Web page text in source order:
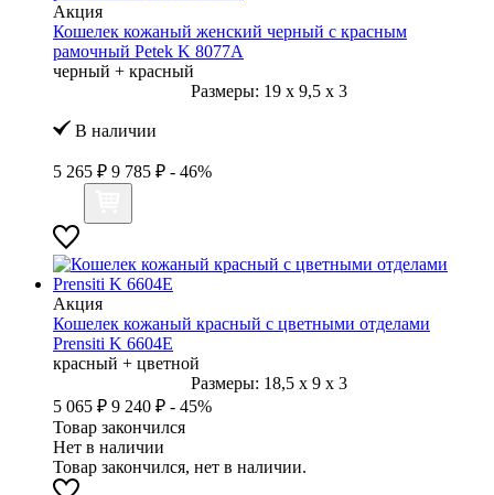
Акция
Кошелек кожаный женский черный с красным
рамочный Petek K 8077А
черный + красный
Размеры: 19 x 9,5 x 3
В наличии
5 265 ₽ 9 785 ₽ - 46%
Акция
Кошелек кожаный красный с цветными отделами
Prensiti K 6604Е
красный + цветной
Размеры: 18,5 x 9 x 3
5 065 ₽ 9 240 ₽ - 45%
Товар закончился
Нет в наличии
Товар закончился, нет в наличии.